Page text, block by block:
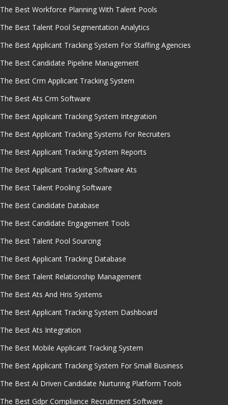
The Best Workforce Planning With Talent Pools
The Best Talent Pool Segmentation Analytics
The Best Applicant Tracking System For Staffing Agencies
The Best Candidate Pipeline Management
The Best Crm Applicant Tracking System
The Best Ats Crm Software
The Best Applicant Tracking System Integration
The Best Applicant Tracking Systems For Recruiters
The Best Applicant Tracking System Reports
The Best Applicant Tracking Software Ats
The Best Talent Pooling Software
The Best Candidate Database
The Best Candidate Engagement Tools
The Best Talent Pool Sourcing
The Best Applicant Tracking Database
The Best Talent Relationship Management
The Best Ats And Hris Systems
The Best Applicant Tracking System Dashboard
The Best Ats Integration
The Best Mobile Applicant Tracking System
The Best Applicant Tracking System For Small Business
The Best Ai Driven Candidate Nurturing Platform Tools
The Best Gdpr Compliance Recruitment Software